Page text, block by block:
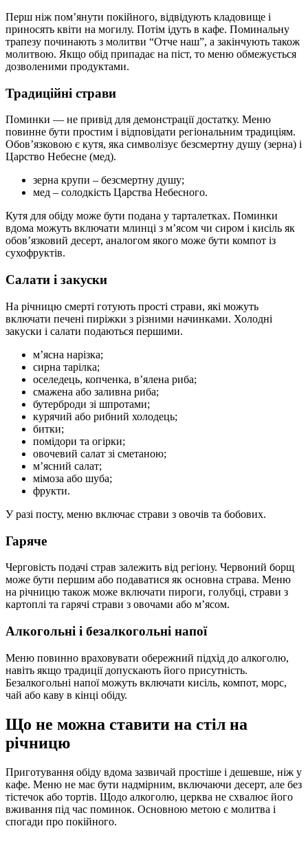
Перш ніж пом’янути покійного, відвідують кладовище і
приносять квіти на могилу. Потім ідуть в кафе. Поминальну
трапезу починають з молитви “Отче наш”, а закінчують також
молитвою. Якщо обід припадає на піст, то меню обмежується
дозволеними продуктами.
Традиційні страви
Поминки — не привід для демонстрації достатку. Меню
повинне бути простим і відповідати регіональним традиціям.
Обов’язковою є кутя, яка символізує безсмертну душу (зерна) і
Царство Небесне (мед).
зерна крупи – безсмертну душу;
мед – солодкість Царства Небесного.
Кутя для обіду може бути подана у тарталетках. Поминки
вдома можуть включати млинці з м’ясом чи сиром і кисіль як
обов’язковий десерт, аналогом якого може бути компот із
сухофруктів.
Салати і закуски
На річницю смерті готують прості страви, які можуть
включати печені пиріжки з різними начинками. Холодні
закуски і салати подаються першими.
м’ясна нарізка;
сирна тарілка;
оселедець, копченка, в’ялена риба;
смажена або заливна риба;
бутерброди зі шпротами;
курячий або рибний холодець;
битки;
помідори та огірки;
овочевий салат зі сметаною;
м’ясний салат;
мімоза або шуба;
фрукти.
У разі посту, меню включає страви з овочів та бобових.
Гаряче
Черговість подачі страв залежить від регіону. Червоний борщ
може бути першим або подаватися як основна страва. Меню
на річницю також може включати пироги, голубці, страви з
картоплі та гарячі страви з овочами або м’ясом.
Алкогольні і безалкогольні напої
Меню повинно враховувати обережний підхід до алкоголю,
навіть якщо традиції допускають його присутність.
Безалкогольні напої можуть включати кисіль, компот, морс,
чай або каву в кінці обіду.
Що не можна ставити на стіл на
річницю
Приготування обіду вдома зазвичай простіше і дешевше, ніж у
кафе. Меню не має бути надмірним, включаючи десерт, але без
тістечок або тортів. Щодо алкоголю, церква не схвалює його
вживання під час поминок. Основною метою є молитва і
спогади про покійного.